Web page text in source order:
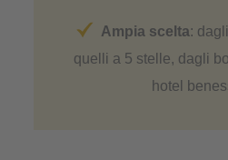
Ampia scelta:
quelli a 5 stelle, dagli
hotel